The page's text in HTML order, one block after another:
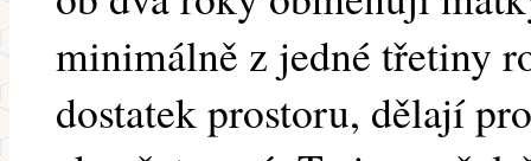
minimálně z jedné třetiny
dostatek prostoru, dělají